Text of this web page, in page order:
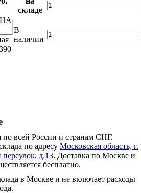
складе
В
наличии
по всей России и странам СНГ.
по адресу Московская область, г.
д.13. Доставка по Москве и
бесплатно.
в Москве и не включает расходы